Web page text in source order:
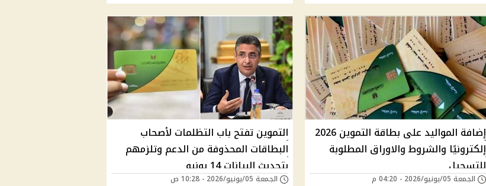
إضافة المواليد على بطاقة التموين 2026
إلكترونيًا والشروط والاوراق المطلوبة
للتسجيل
الجمعة 05/يونيو/2026 - 04:20 م
التموين تفتح باب التظلمات لأصحاب
البطاقات المحذوفة من الدعم وتلزمهم
بتحديث البيانات 14 يونيو
الجمعة 05/يونيو/2026 - 10:28 ص